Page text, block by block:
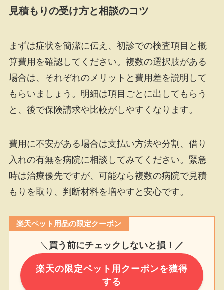
見積もりの受け方と相談のコツ
まずは症状を簡潔に伝え、初診での検査項目と概
算費用を確認してください。複数の選択肢がある
場合は、それぞれのメリットと費用差を説明して
もらいましょう。明細は項目ごとに出してもらう
と、後で保険請求や比較がしやすくなります。
費用に不安がある場合は支払い方法や分割、借り
入れの有無を病院に相談してみてください。緊急
時は治療優先ですが、可能なら複数の病院で見積
もりを取り、判断材料を増やすと安心です。
楽天ペット用品の限定クーポン
＼ 買う前にチェックしないと損！／
楽天の限定ペット用クーポンを獲得
する